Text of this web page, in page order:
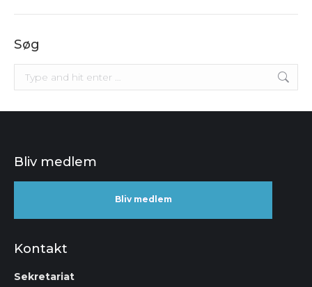
Søg
Search:
Bliv medlem
Bliv medlem
Kontakt
Sekretariat